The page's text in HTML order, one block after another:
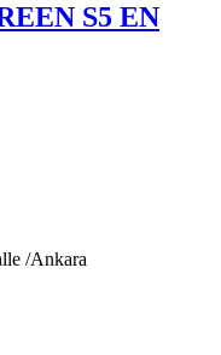
S5 EN
/Ankara